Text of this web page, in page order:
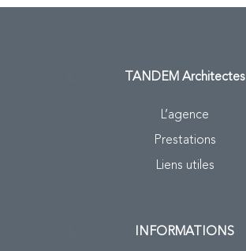
TANDEM Architectes
L’agence
Prestations
Liens utiles
INFORMATIONS